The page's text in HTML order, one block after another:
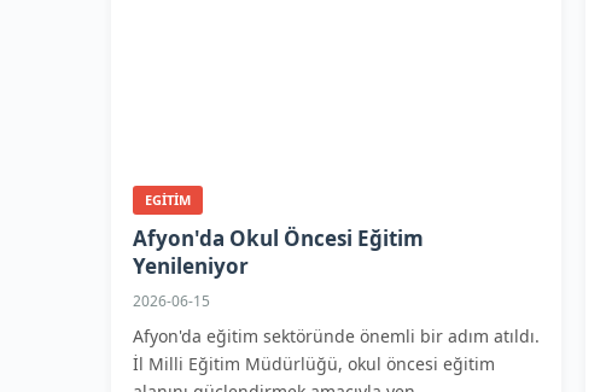
EGITIM
Afyon'da Okul Öncesi Eğitim
Yenileniyor
2026-06-15
Afyon'da eğitim sektöründe önemli bir adım atıldı.
İl Milli Eğitim Müdürlüğü, okul öncesi eğitim